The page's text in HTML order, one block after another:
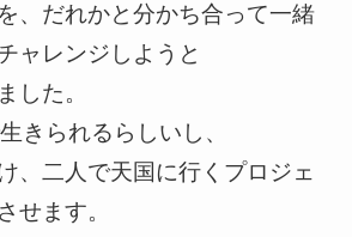
、だれかと分かち合って一緒
ャレンジしようと
した。
きられるらしいし、
、二人で天国に行くプロジェ
せます。